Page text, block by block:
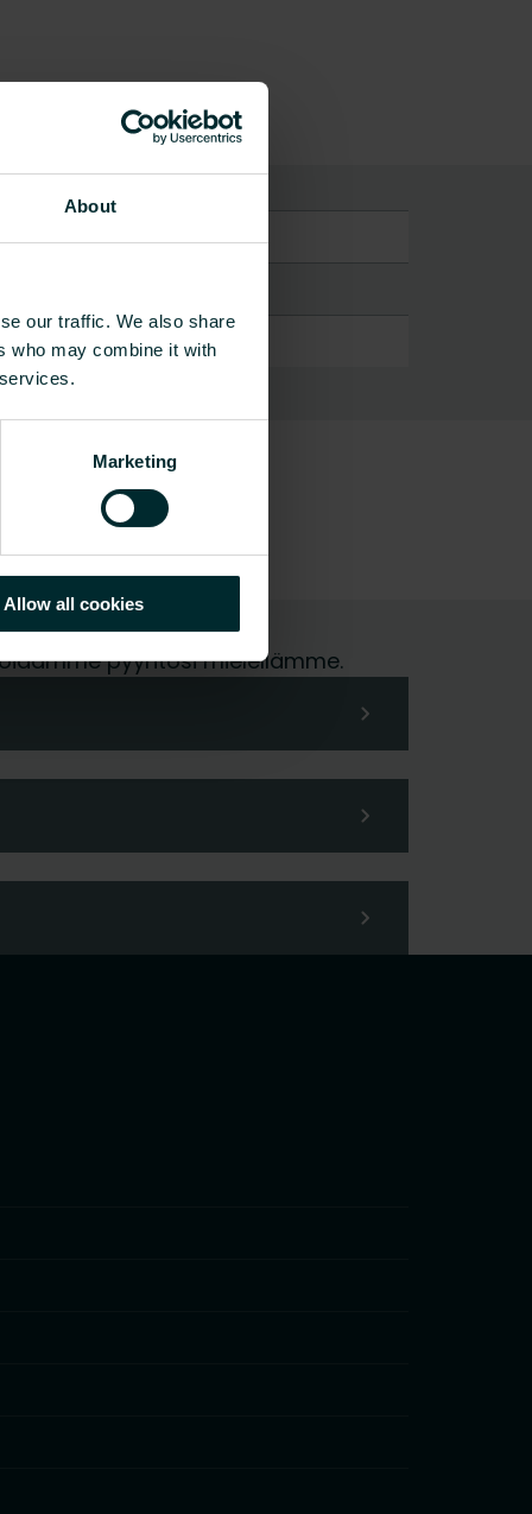
About
our traffic. We also share
who may combine it with
Marketing
Allow all cookies
radiaattoreille
pyyntösi mielellämme.